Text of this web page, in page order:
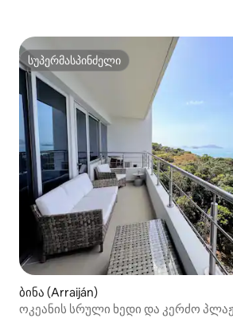
სუპერმასპინძელი
სუპერმასპინძელი
ბინა (Arraiján)
ოკეანის სრული ხედი და კერძო